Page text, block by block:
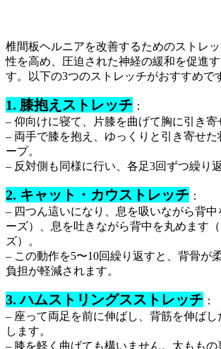
椎間板ヘルニアを改善するためのストレ
性を高め、圧迫された神経の緩和を促進
す。以下の3つのストレッチがおすすめで
1. 膝抱えストレッチ ：
– 仰向けに寝て、片膝を曲げて胸に引き寄
– 両手で膝を抱え、ゆっくりと引き寄せた
ープ。
– 反対側も同様に行い、各足3回ずつ繰り
2. キャット・カウストレッチ ：
– 四つん這いになり、息を吸いながら背
ーズ）、息を吐きながら背中を丸めます
ズ）。
– この動作を5〜10回繰り返すと、背骨が
負担が軽減されます。
3. ハムストリングスストレッチ ：
– 座って両足を前に伸ばし、背筋を伸ばし
します。
– 膝を軽く曲げても構いません。太もも